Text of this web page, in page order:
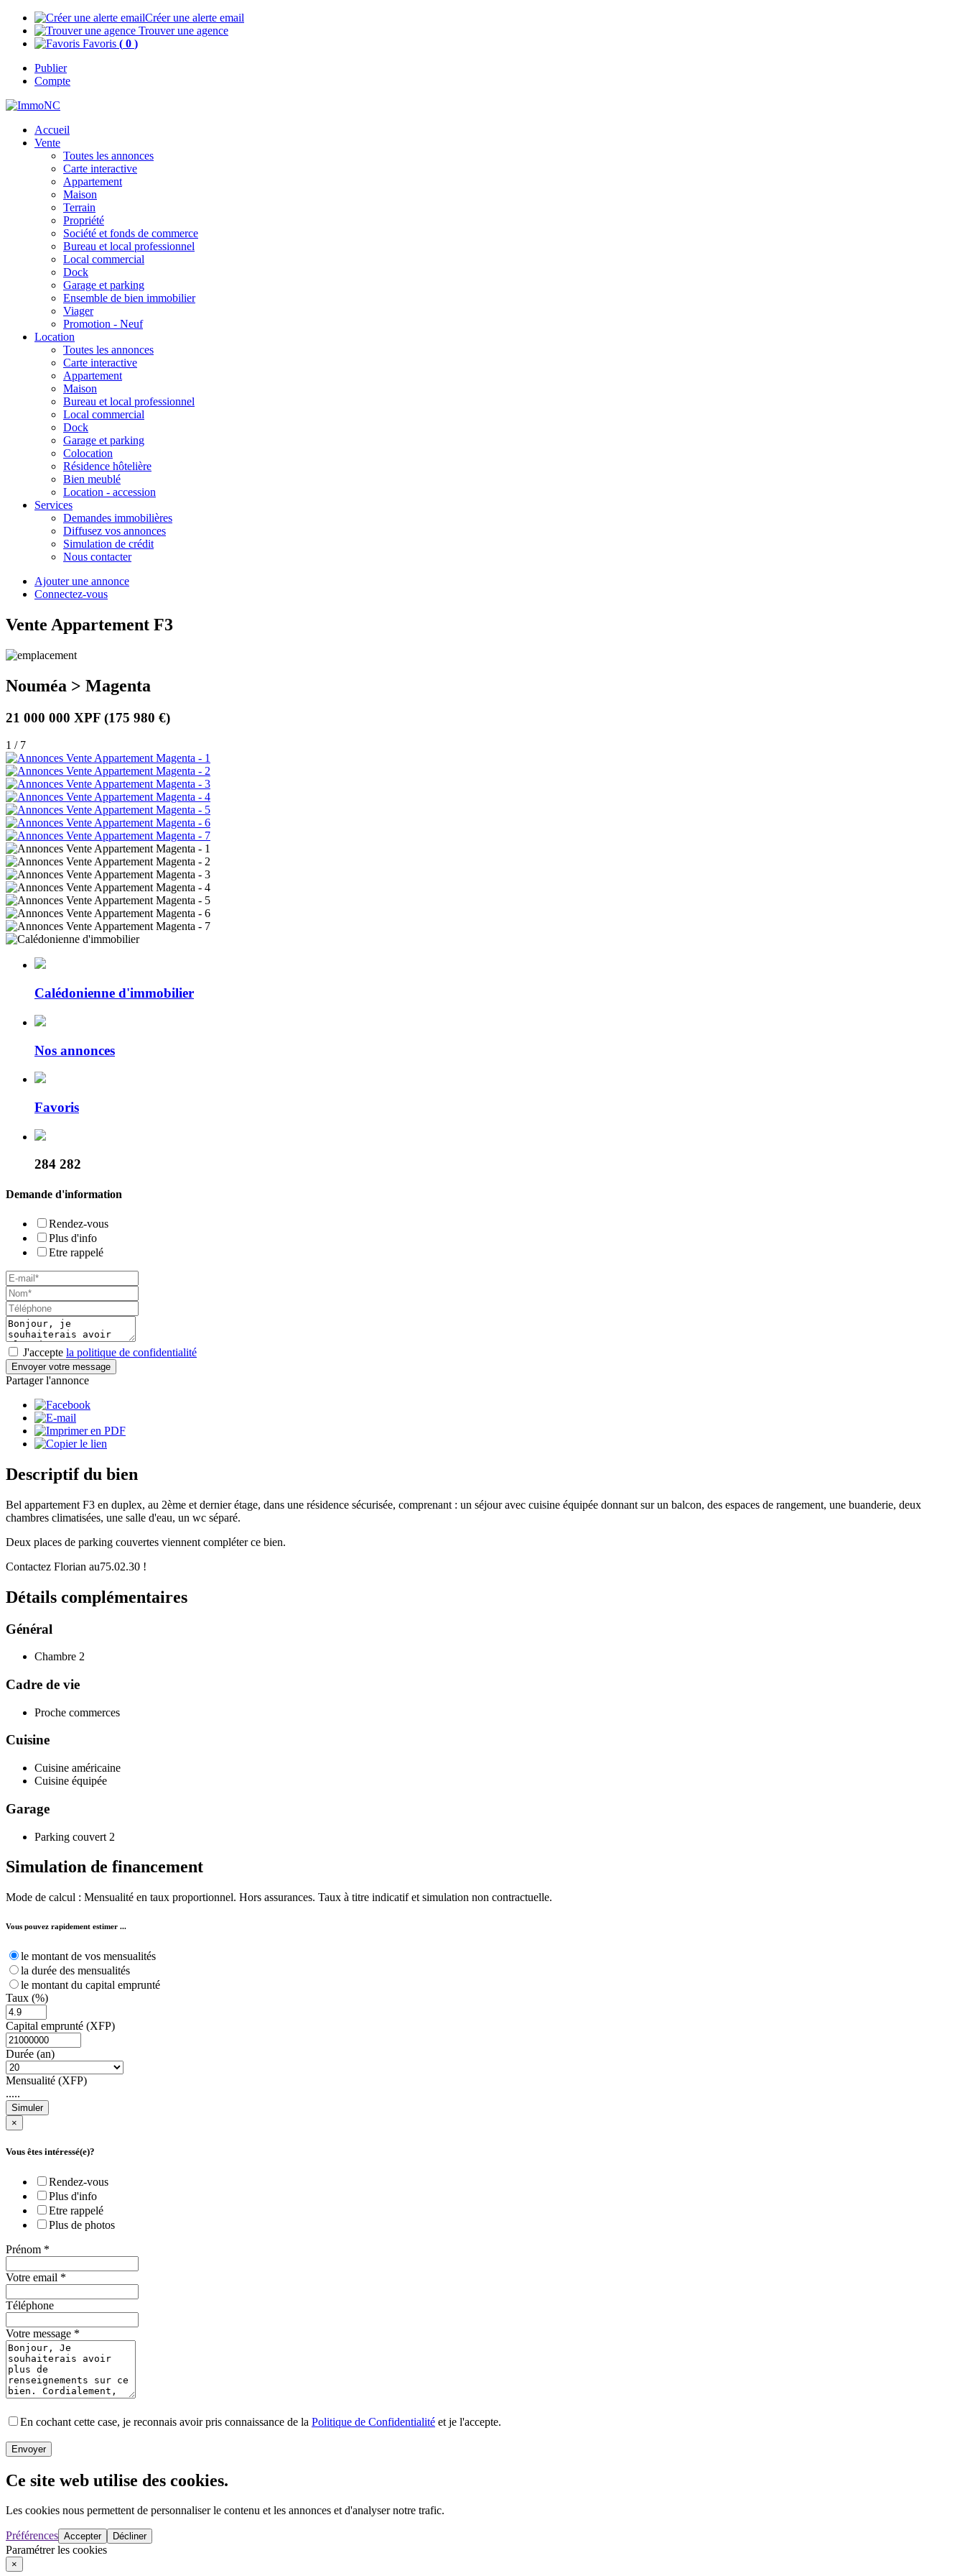
Créer une alerte email
Trouver une agence
Favoris ( 0 )
Publier
Compte
Accueil
Vente
Toutes les annonces
Carte interactive
Appartement
Maison
Terrain
Propriété
Société et fonds de commerce
Bureau et local professionnel
Local commercial
Dock
Garage et parking
Ensemble de bien immobilier
Viager
Promotion - Neuf
Location
Toutes les annonces
Carte interactive
Appartement
Maison
Bureau et local professionnel
Local commercial
Dock
Garage et parking
Colocation
Résidence hôtelière
Bien meublé
Location - accession
Services
Demandes immobilières
Diffusez vos annonces
Simulation de crédit
Nous contacter
Ajouter une annonce
Connectez-vous
Vente Appartement F3
Nouméa > Magenta
21 000 000 XPF (175 980 €)
1 / 7
Calédonienne d'immobilier
Nos annonces
Favoris
284 282
Demande d'information
Rendez-vous
Plus d'info
Etre rappelé
J'accepte la politique de confidentialité
Envoyer votre message
Partager l'annonce
Descriptif du bien
Bel appartement F3 en duplex, au 2ème et dernier étage, dans une résidence sécurisée, comprenant : un séjour avec cuisine équipée donnant sur un balcon, des espaces de rangement, une buanderie, deux
chambres climatisées, une salle d'eau, un wc séparé.
Deux places de parking couvertes viennent compléter ce bien.
Contactez Florian au75.02.30 !
Détails complémentaires
Général
Chambre 2
Cadre de vie
Proche commerces
Cuisine
Cuisine américaine
Cuisine équipée
Garage
Parking couvert 2
Simulation de financement
Mode de calcul : Mensualité en taux proportionnel. Hors assurances. Taux à titre indicatif et simulation non contractuelle.
Vous pouvez rapidement estimer ...
le montant de vos mensualités
la durée des mensualités
le montant du capital emprunté
Taux (%)
Capital emprunté (XFP)
Durée (an)
Mensualité (XFP)
.....
Simuler
×
Vous êtes intéressé(e)?
Rendez-vous
Plus d'info
Etre rappelé
Plus de photos
Prénom *
Votre email *
Téléphone
Votre message *
En cochant cette case, je reconnais avoir pris connaissance de la Politique de Confidentialité et je l'accepte.
Envoyer
Ce site web utilise des cookies.
Les cookies nous permettent de personnaliser le contenu et les annonces et d'analyser notre trafic.
Préférences Accepter Décliner
Paramétrer les cookies
×